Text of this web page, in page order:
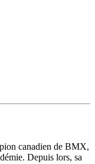
canadien de BMX,
Depuis lors, sa